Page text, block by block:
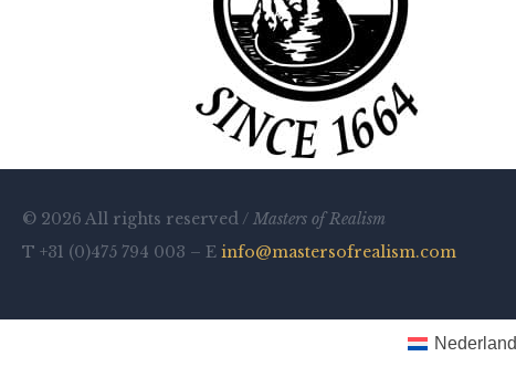
© 2026 All rights reserved / Masters of Realism
T +31 (0)475 794 003 – E info@mastersofrealism.com